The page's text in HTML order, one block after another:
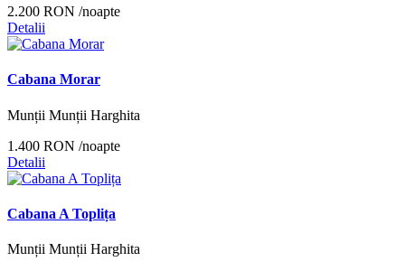
2.200 RON /noapte
Detalii
Cabana Morar
Munții Munții Harghita
1.400 RON /noapte
Detalii
Cabana A Toplița
Munții Munții Harghita